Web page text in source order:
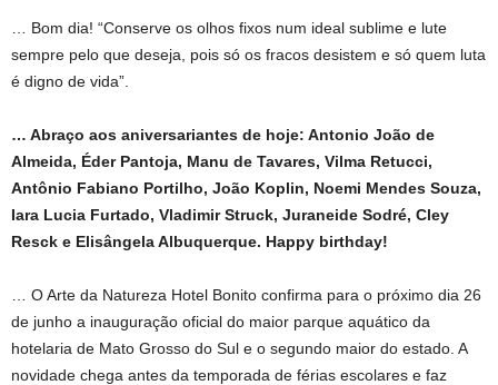
… Bom dia! “Conserve os olhos fixos num ideal sublime e lute
sempre pelo que deseja, pois só os fracos desistem e só quem luta
é digno de vida”.
… Abraço aos aniversariantes de hoje: Antonio João de
Almeida, Éder Pantoja, Manu de Tavares, Vilma Retucci,
Antônio Fabiano Portilho, João Koplin, Noemi Mendes Souza,
Iara Lucia Furtado, Vladimir Struck, Juraneide Sodré, Cley
Resck e Elisângela Albuquerque. Happy birthday!
… O Arte da Natureza Hotel Bonito confirma para o próximo dia 26
de junho a inauguração oficial do maior parque aquático da
hotelaria de Mato Grosso do Sul e o segundo maior do estado. A
novidade chega antes da temporada de férias escolares e faz